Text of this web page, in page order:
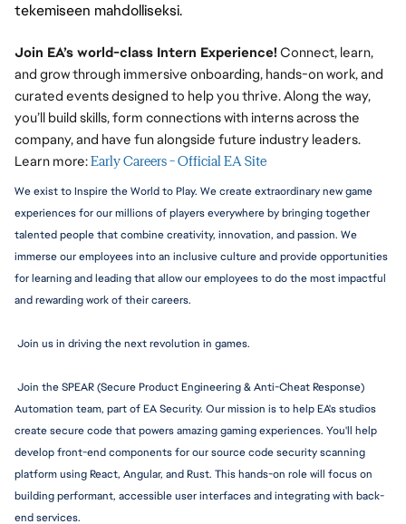
tekemiseen mahdolliseksi.
Join EA’s world-class Intern Experience! Connect, learn,
and grow through immersive onboarding, hands-on work, and
curated events designed to help you thrive. Along the way,
you’ll build skills, form connections with interns across the
company, and have fun alongside future industry leaders.
Learn more:Early Careers - Official EA Site
We exist to Inspire the World to Play. We create extraordinary new game
experiences for our millions of players everywhere by bringing together
talented people that combine creativity, innovation, and passion. We
immerse our employees into an inclusive culture and provide opportunities
for learning and leading that allow our employees to do the most impactful
and rewarding work of their careers.
Join us in driving the next revolution in games.
Join the SPEAR (Secure Product Engineering & Anti-Cheat Response)
Automation team, part of EA Security. Our mission is to help EA's studios
create secure code that powers amazing gaming experiences. You'll help
develop front-end components for our source code security scanning
platform using React, Angular, and Rust. This hands-on role will focus on
building performant, accessible user interfaces and integrating with back-
end services.